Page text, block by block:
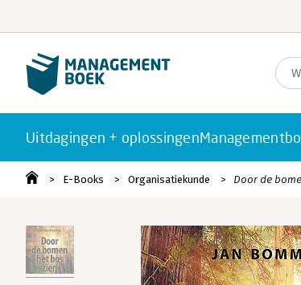
Uitdagingen + oplossingen
E-Books Organisatiekunde Door de